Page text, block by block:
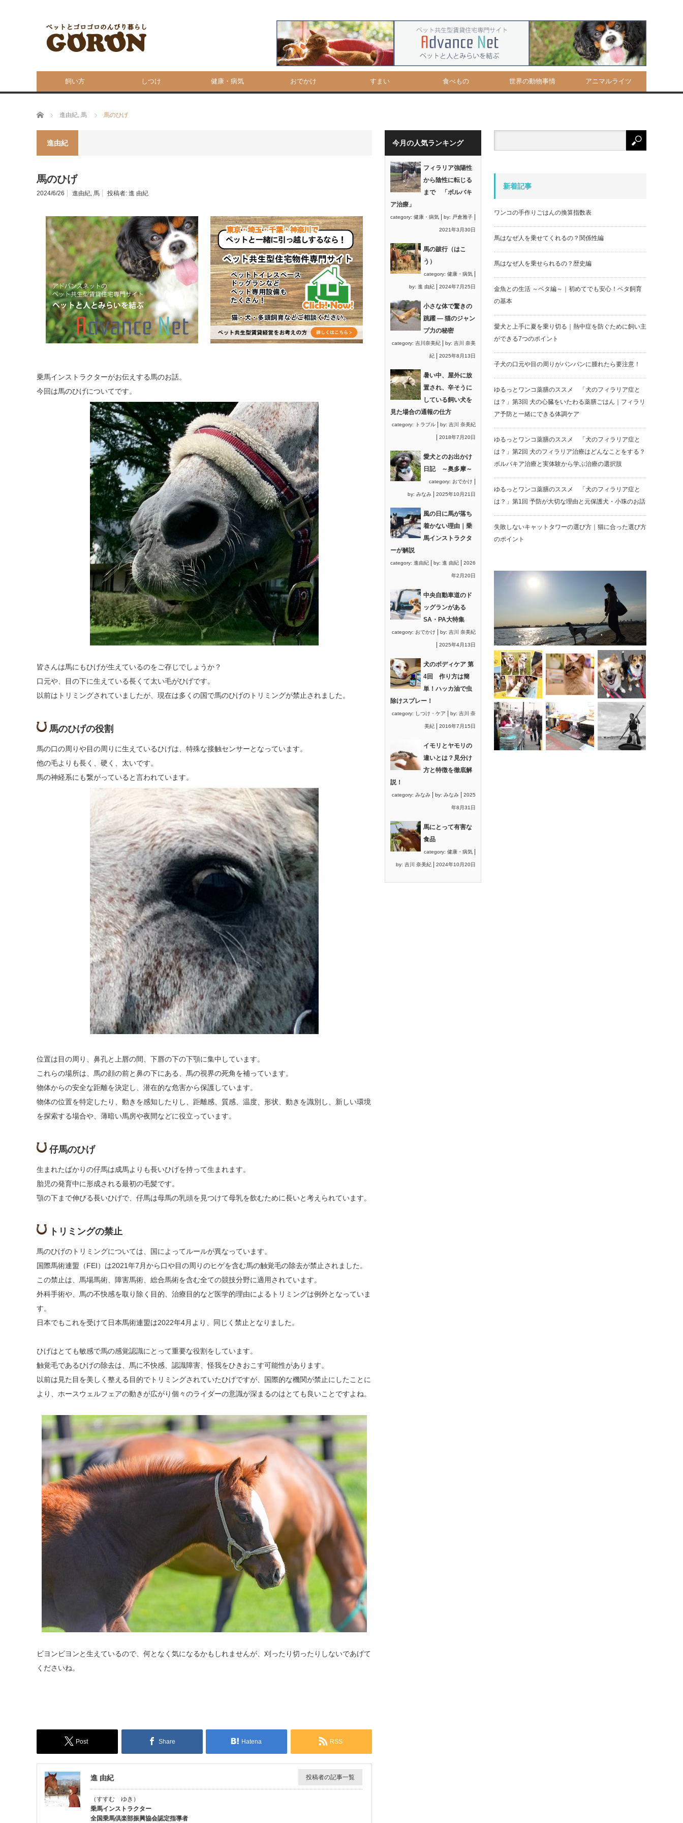
飼い方 しつけ 健康・病気 おでかけ すまい 食べもの 世界の動物事情 アニマルライツ
ホーム 進由紀, 馬 馬のひげ
進由紀
馬のひげ
2024/6/26 進由紀, 馬 投稿者: 進 由紀
乗馬インストラクターがお伝えする馬のお話。
今回は馬のひげについてです。
皆さんは馬にもひげが生えているのをご存じでしょうか？
口元や、目の下に生えている長くて太い毛がひげです。
以前はトリミングされていましたが、現在は多くの国で馬のひげのトリミングが禁止されました。
馬のひげの役割
馬の口の周りや目の周りに生えているひげは、特殊な接触センサーとなっています。
他の毛よりも長く、硬く、太いです。
馬の神経系にも繋がっていると言われています。
位置は目の周り、鼻孔と上唇の間、下唇の下の下顎に集中しています。
これらの場所は、馬の顔の前と鼻の下にある、馬の視界の死角を補っています。
物体からの安全な距離を決定し、潜在的な危害から保護しています。
物体の位置を特定したり、動きを感知したりし、距離感、質感、温度、形状、動きを識別し、新しい環境
を探索する場合や、薄暗い馬房や夜間などに役立っています。
仔馬のひげ
生まれたばかりの仔馬は成馬よりも長いひげを持って生まれます。
胎児の発育中に形成される最初の毛髪です。
顎の下まで伸びる長いひげで、仔馬は母馬の乳頭を見つけて母乳を飲むために長いと考えられています。
トリミングの禁止
馬のひげのトリミングについては、国によってルールが異なっています。
国際馬術連盟（FEI）は2021年7月から口や目の周りのヒゲを含む馬の触覚毛の除去が禁止されました。
この禁止は、馬場馬術、障害馬術、総合馬術を含む全ての競技分野に適用されています。
外科手術や、馬の不快感を取り除く目的、治療目的など医学的理由によるトリミングは例外となっていま
す。
日本でもこれを受けて日本馬術連盟は2022年4月より、同じく禁止となりました。
ひげはとても敏感で馬の感覚認識にとって重要な役割をしています。
触覚毛であるひげの除去は、馬に不快感、認識障害、怪我をひきおこす可能性があります。
以前は見た目を美しく整える目的でトリミングされていたひげですが、国際的な機関が禁止にしたことに
より、ホースウェルフェアの動きが広がり個々のライダーの意識が深まるのはとても良いことですよね。
ビヨンビヨンと生えているので、何となく気になるかもしれませんが、刈ったり切ったりしないであげて
くださいね。
Post Share Hatena RSS
進 由紀 投稿者の記事一覧
（すすむ ゆき）
乗馬インストラクター
全国乗馬倶楽部振興協会認定指導者
今月の人気ランキング
フィラリア強陽性
から陰性に転じる
まで 「ボルバキ
ア治療」
category: 健康・病気 by: 戸倉雅子
2021年3月30日
馬の跛行（はこ
う）
category: 健康・病気
by: 進 由紀 2024年7月25日
小さな体で驚きの
跳躍 ― 猫のジャン
プ力の秘密
category: 吉川奈美紀 by: 吉川 奈美
紀 2025年8月13日
暑い中、屋外に放
置され、辛そうに
している飼い犬を
見た場合の通報の仕方
category: トラブル by: 吉川 奈美紀
2018年7月20日
愛犬とのお出かけ
日記 ～奥多摩～
category: おでかけ
by: みなみ 2025年10月21日
風の日に馬が落ち
着かない理由｜乗
馬インストラクタ
ーが解説
category: 進由紀 by: 進 由紀 2026
年2月20日
中央自動車道のド
ッグランがある
SA・PA大特集
category: おでかけ by: 吉川 奈美紀
2025年4月13日
犬のボディケア 第
4回 作り方は簡
単！ハッカ油で虫
除けスプレー！
category: しつけ・ケア by: 吉川 奈
美紀 2016年7月15日
イモリとヤモリの
違いとは？見分け
方と特徴を徹底解
説！
category: みなみ by: みなみ 2025
年8月31日
馬にとって有害な
食品
category: 健康・病気
by: 吉川 奈美紀 2024年10月20日
新着記事
ワンコの手作りごはんの換算指数表
馬はなぜ人を乗せてくれるの？関係性編
馬はなぜ人を乗せられるの？歴史編
金魚との生活 ～ベタ編～｜初めてでも安心！ベタ飼育
の基本
愛犬と上手に夏を乗り切る｜熱中症を防ぐために飼い主
ができる7つのポイント
子犬の口元や目の周りがパンパンに腫れたら要注意！
ゆるっとワンコ薬膳のススメ 「犬のフィラリア症と
は？」第3回 犬の心臓をいたわる薬膳ごはん｜フィラリ
ア予防と一緒にできる体調ケア
ゆるっとワンコ薬膳のススメ 「犬のフィラリア症と
は？」第2回 犬のフィラリア治療はどんなことをする？
ボルバキア治療と実体験から学ぶ治療の選択肢
ゆるっとワンコ薬膳のススメ 「犬のフィラリア症と
は？」第1回 予防が大切な理由と元保護犬・小珠のお話
失敗しないキャットタワーの選び方｜猫に合った選び方
のポイント